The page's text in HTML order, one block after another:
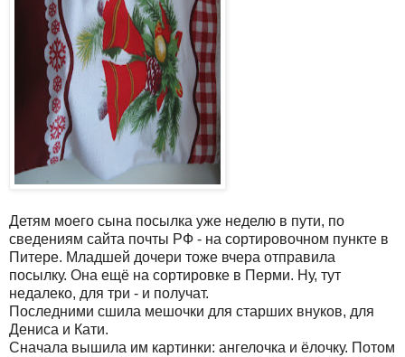
Детям моего сына посылка уже неделю в пути, по
сведениям сайта почты РФ - на сортировочном пункте в
Питере. Младшей дочери тоже вчера отправила
посылку. Она ещё на сортировке в Перми. Ну, тут
недалеко, для три - и получат.
Последними сшила мешочки для старших внуков, для
Дениса и Кати.
Сначала вышила им картинки: ангелочка и ёлочку. Потом